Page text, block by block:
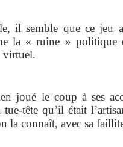
il semble que ce jeu
la « ruine » politique
virtuel.
joué le coup à ses
tête qu’il était
la connaît, avec sa